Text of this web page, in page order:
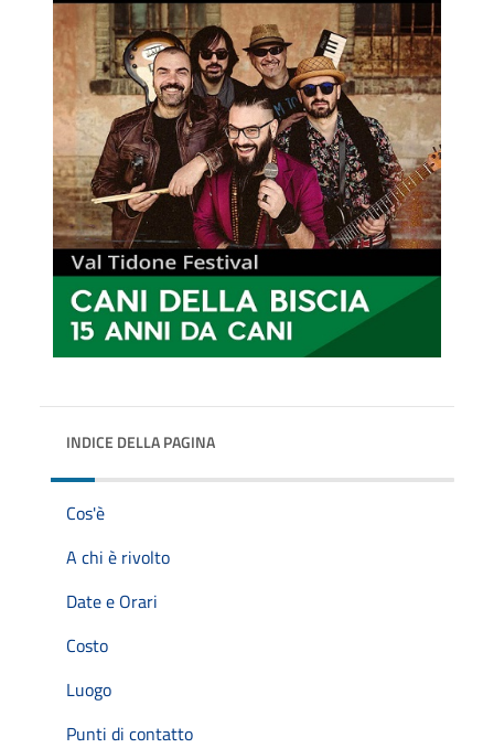
INDICE DELLA PAGINA
Cos'è
A chi è rivolto
Date e Orari
Costo
Luogo
Punti di contatto